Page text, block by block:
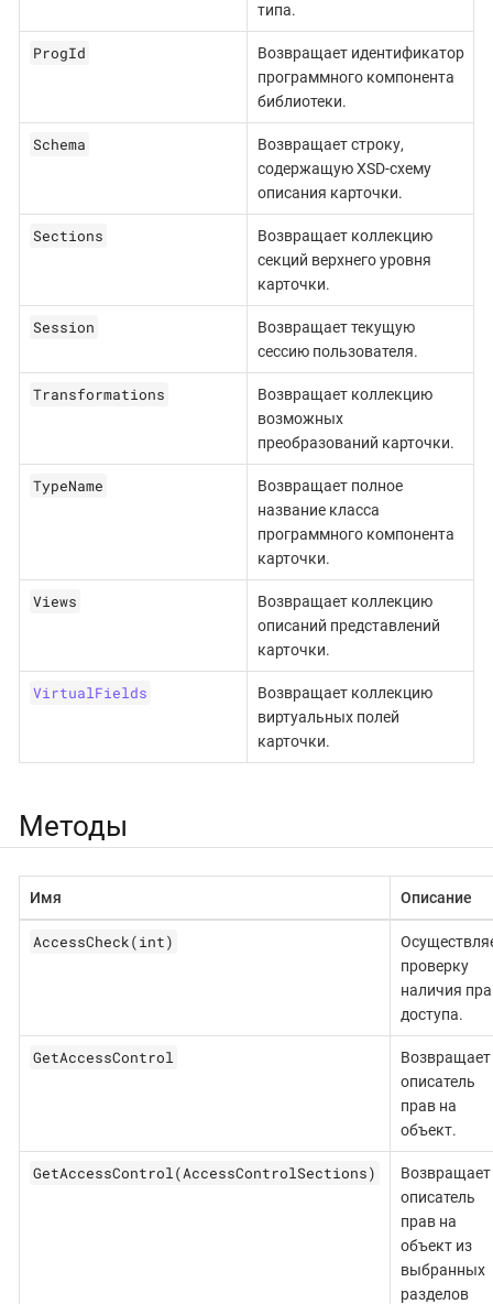
типа.
ProgId
Возвращает идентификатор
программного компонента
библиотеки.
Schema
Возвращает строку,
содержащую XSD-схему
описания карточки.
Sections
Возвращает коллекцию
секций верхнего уровня
карточки.
Session
Возвращает текущую
сессию пользователя.
Transformations
Возвращает коллекцию
возможных
преобразований карточки.
TypeName
Возвращает полное
название класса
программного компонента
карточки.
Views
Возвращает коллекцию
описаний представлений
карточки.
VirtualFields
Возвращает коллекцию
виртуальных полей
карточки.
Методы
Имя Описание
AccessCheck(int)
проверку
наличия
доступа.
GetAccessControl
Возвращает
описатель
прав на
объект.
GetAccessControl(AccessControlSections)
Возвращает
описатель
прав на
объект из
выбранных
разделов